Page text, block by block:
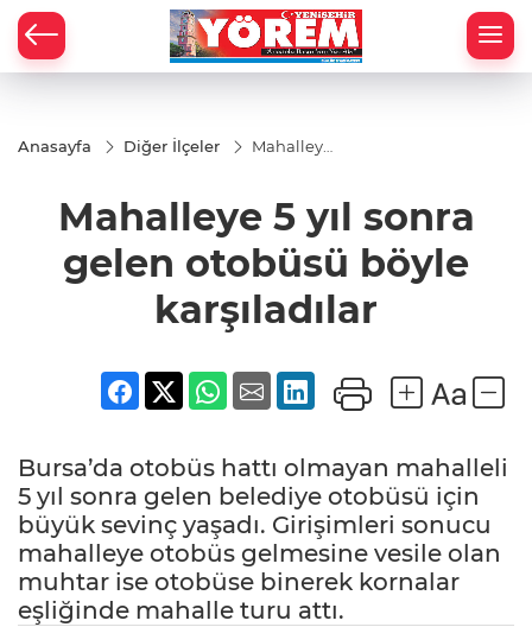
Anasayfa Diğer İlçeler
Mahalleye
otobüsü
böyle
karşıladılar
Mahalleye 5 yıl sonra
gelen otobüsü böyle
karşıladılar
Bursa’da otobüs hattı olmayan mahalleli
5 yıl sonra gelen belediye otobüsü için
büyük sevinç yaşadı. Girişimleri sonucu
mahalleye otobüs gelmesine vesile olan
muhtar ise otobüse binerek kornalar
eşliğinde mahalle turu attı.